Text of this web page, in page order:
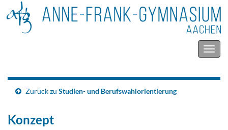
Zurück zu Studien- und Berufswahlorientierung
Konzept